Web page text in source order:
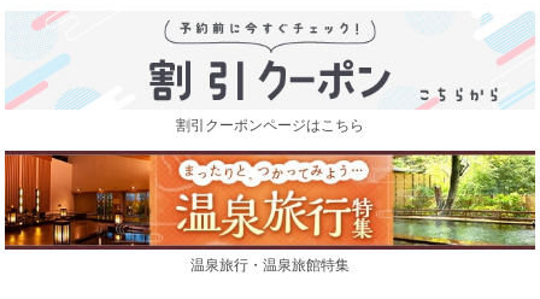
割引クーポンページはこちら
温泉旅行・温泉旅館特集